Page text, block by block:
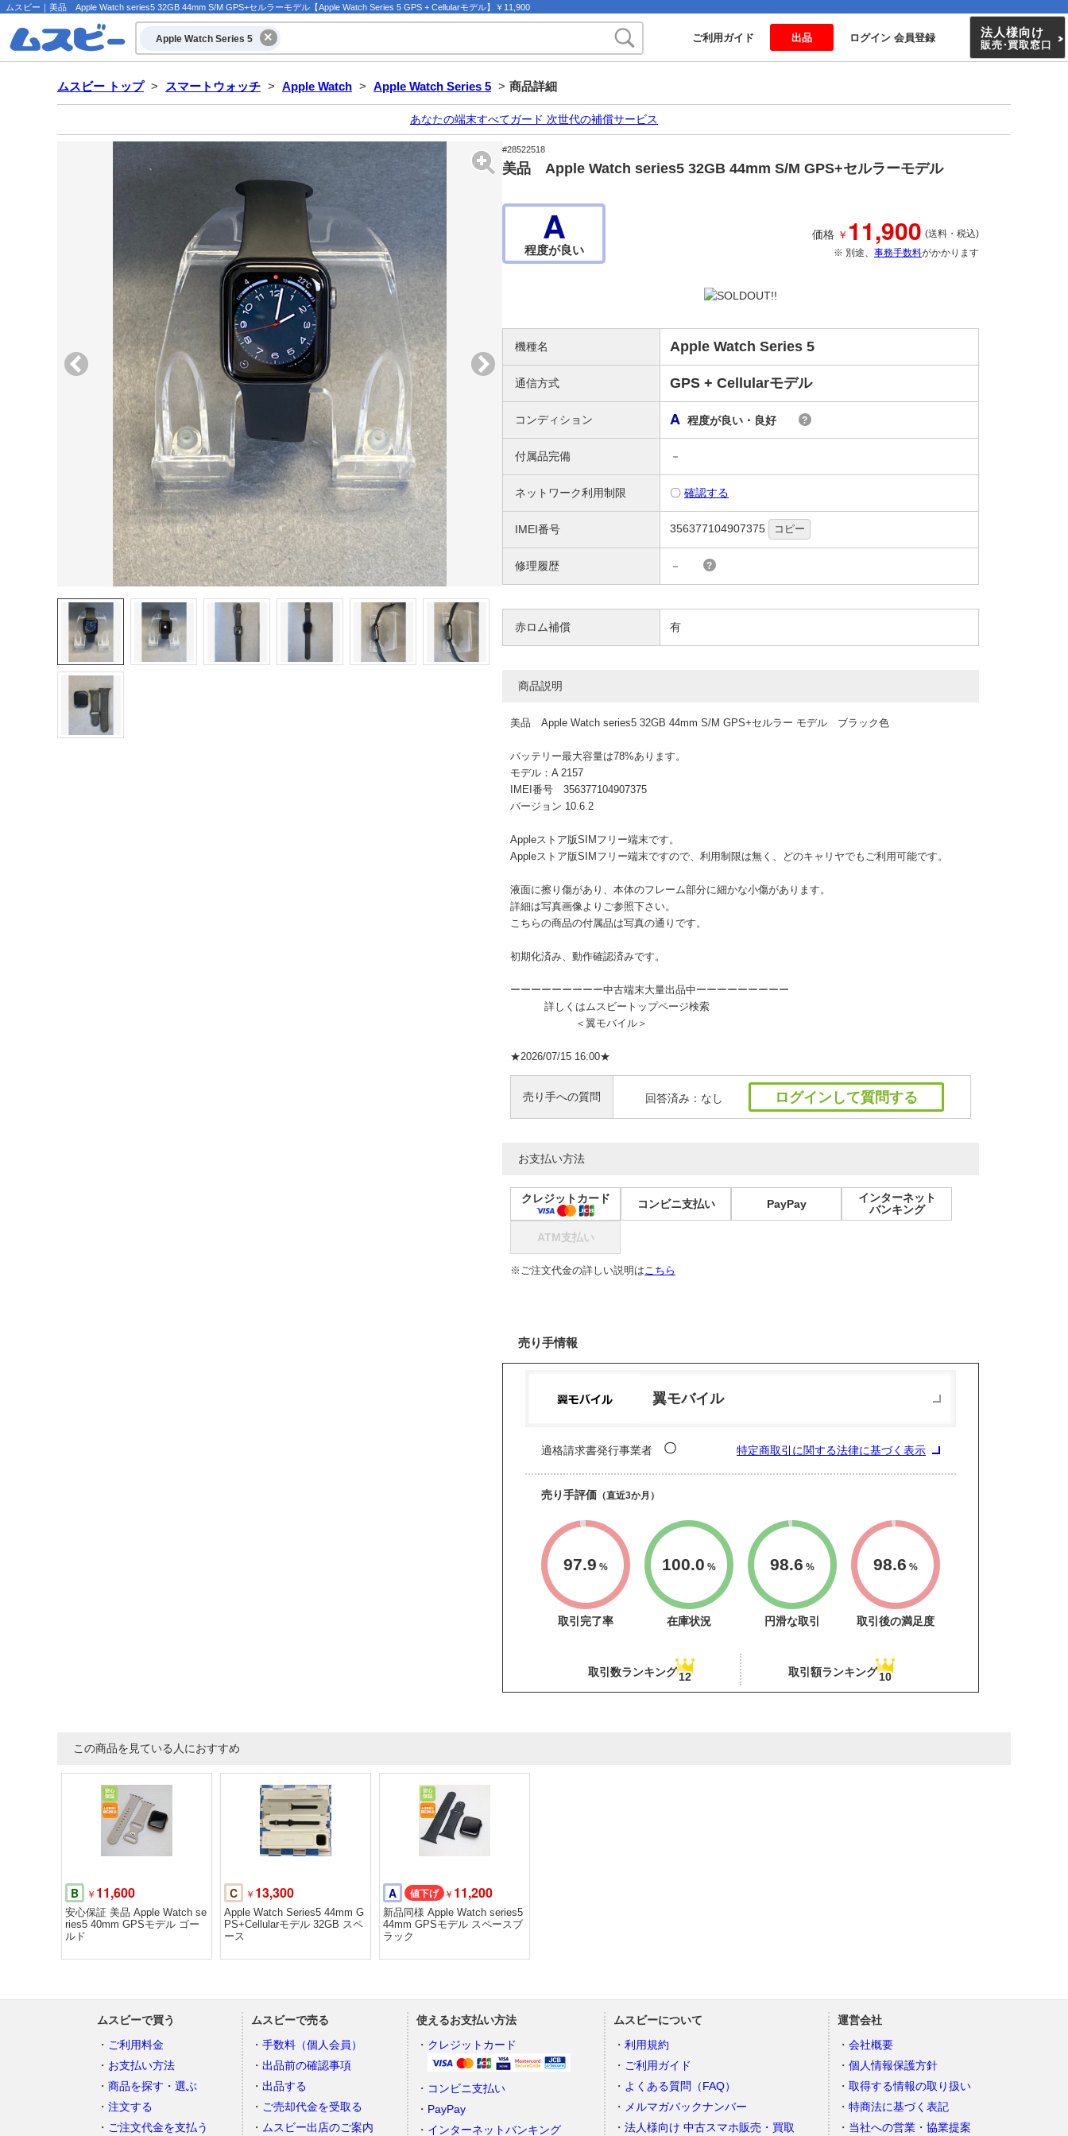
ムスビー｜美品 Apple Watch series5 32GB 44mm S/M GPS+セルラーモデル【Apple Watch Series 5 GPS + Cellularモデル】￥11,900
Apple Watch Series 5 ご利用ガイド 出品 ログイン 会員登録 法人様向け
販売・買取窓口
ムスビー トップ > スマートウォッチ > Apple Watch > Apple Watch Series 5 > 商品詳細
あなたの端末すべてガード 次世代の補償サービス
#28522518
美品 Apple Watch series5 32GB 44mm S/M GPS+セルラーモデル
A
程度が良い
価格 ￥ 11,900 (送料・税込)
※ 別途、 事務手数料がかかります
機種名 Apple Watch Series 5
通信方式 GPS + Cellularモデル
コンディション A 程度が良い・良好 ?
付属品完備 －
ネットワーク利用制限 〇 確認する
IMEI番号 356377104907375 コピー
修理履歴 － ?
赤ロム補償 有
商品説明
美品 Apple Watch series5 32GB 44mm S/M GPS+セルラー モデル ブラック色
バッテリー最大容量は78%あります。
モデル：A 2157
IMEI番号 356377104907375
バージョン 10.6.2
Appleストア版SIMフリー端末です。
Appleストア版SIMフリー端末ですので、利用制限は無く、どのキャリヤでもご利用可能です。
液面に擦り傷があり、本体のフレーム部分に細かな小傷があります。
詳細は写真画像よりご参照下さい。
こちらの商品の付属品は写真の通りです。
初期化済み、動作確認済みです。
ーーーーーーーーー中古端末大量出品中ーーーーーーーーー
詳しくはムスビートップページ検索
＜翼モバイル＞
★2026/07/15 16:00★
売り手への質問 回答済み：なし ログインして質問する
お支払い方法
クレジットカード コンビニ支払い PayPay
インターネット
バンキング
ATM支払い
※ご注文代金の詳しい説明はこちら
売り手情報
翼モバイル
適格請求書発行事業者 〇 特定商取引に関する法律に基づく表示
売り手評価 （直近3か月）
97.9 %
取引完了率
100.0 %
在庫状況
98.6 %
円滑な取引
98.6 %
取引後の満足度
取引数ランキング12 取引額ランキング10
この商品を見ている人におすすめ
B ￥ 11,600
安心保証 美品 Apple Watch se
ries5 40mm GPSモデル ゴー
ルド
C ￥ 13,300
Apple Watch Series5 44mm G
PS+Cellularモデル 32GB スペ
ース
A ￥ 11,200
新品同様 Apple Watch series5
44mm GPSモデル スペースブ
ラック
ムスビーで買う
ご利用料金
お支払い方法
商品を探す・選ぶ
注文する
ご注文代金を支払う
ムスビーで売る
手数料（個人会員）
出品前の確認事項
出品する
ご売却代金を受取る
ムスビー出店のご案内
使えるお支払い方法
クレジットカード
コンビニ支払い
PayPay
インターネットバンキング
ムスビーについて
利用規約
ご利用ガイド
よくある質問（FAQ）
メルマガバックナンバー
法人様向け 中古スマホ販売・買取
運営会社
会社概要
個人情報保護方針
取得する情報の取り扱い
特商法に基づく表記
当社への営業・協業提案